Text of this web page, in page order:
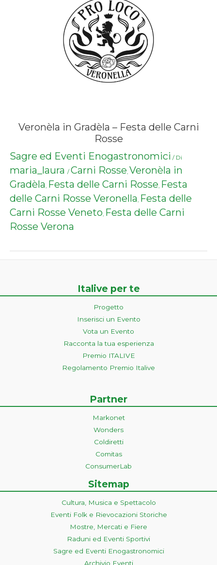
Veronèla in Gradèla – Festa delle Carni
Rosse
Sagre ed Eventi Enogastronomici / Di
maria_laura /Carni Rosse, Veronèla in
Gradèla, Festa delle Carni Rosse, Festa
delle Carni Rosse Veronella, Festa delle
Carni Rosse Veneto, Festa delle Carni
Rosse Verona
Italive per te
Progetto
Inserisci un Evento
Vota un Evento
Racconta la tua esperienza
Premio ITALIVE
Regolamento Premio Italive
Partner
Markonet
Wonders
Coldiretti
Comitas
ConsumerLab
Sitemap
Cultura, Musica e Spettacolo
Eventi Folk e Rievocazioni Storiche
Mostre, Mercati e Fiere
Raduni ed Eventi Sportivi
Sagre ed Eventi Enogastronomici
Archivio Eventi